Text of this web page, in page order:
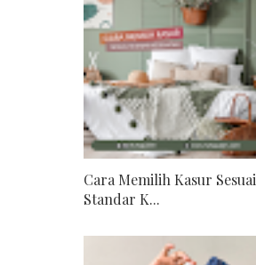
Cara Memilih Kasur Sesuai
Standar K...